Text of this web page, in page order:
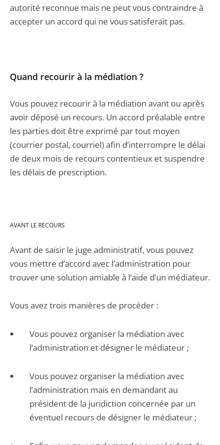
autorité reconnue mais ne peut vous contraindre à
accepter un accord qui ne vous satisferait pas.
Quand recourir à la médiation ?
Vous pouvez recourir à la médiation avant ou après
avoir déposé un recours. Un accord préalable entre
les parties doit être exprimé par tout moyen
(courrier postal, courriel) afin d’interrompre le délai
de deux mois de recours contentieux et suspendre
les délais de prescription.
AVANT LE RECOURS
Avant de saisir le juge administratif, vous pouvez
vous mettre d’accord avec l’administration pour
trouver une solution amiable à l’aide d’un médiateur.
Vous avez trois manières de procéder :
Vous pouvez organiser la médiation avec
l’administration et désigner le médiateur ;
Vous pouvez organiser la médiation avec
l’administration mais en demandant au
président de la juridiction concernée par un
éventuel recours de désigner le médiateur ;